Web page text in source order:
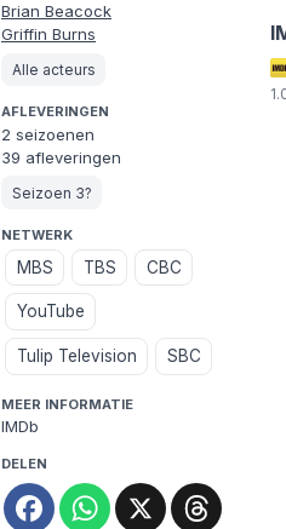
Brian Beacock
Griffin Burns
Alle acteurs
AFLEVERINGEN
2 seizoenen
39 afleveringen
Seizoen 3?
NETWERK
MBS TBS CBC
YouTube
Tulip Television SBC
MEER INFORMATIE
IMDb
DELEN
FacebookWhatsApp
X